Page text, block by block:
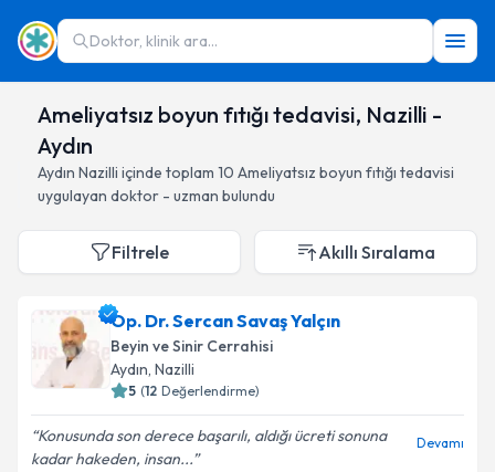
Doktor, klinik ara...
Ameliyatsız boyun fıtığı tedavisi, Nazilli -
Aydın
Aydın Nazilli içinde toplam 10 Ameliyatsız boyun fıtığı tedavisi
uygulayan doktor - uzman bulundu
Filtrele Akıllı Sıralama
Op. Dr. Sercan Savaş Yalçın
Beyin ve Sinir Cerrahisi
Aydın, Nazilli
5 (12 Değerlendirme)
Konusunda son derece başarılı, aldığı ücreti sonuna
kadar hakeden, insan...
Devamı